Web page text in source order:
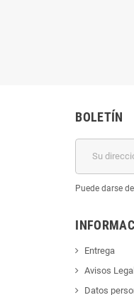
BOLETÍN
Puede darse
Entrega
Avisos
Datos